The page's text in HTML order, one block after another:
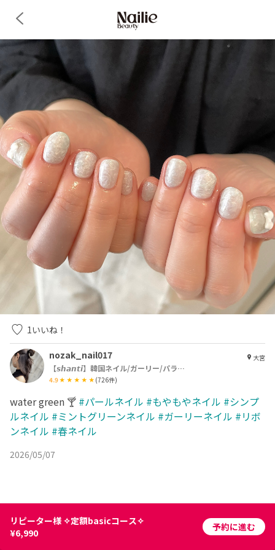
1いいね！
nozak_nail017
【𝙨𝙝𝙖𝙣𝙩𝙞】韓国ネイル/ガーリー/パラジェル
4.9 (726件)
大宮
water green 🍸 #パールネイル #もやもやネイル #シンプ
ルネイル #ミントグリーンネイル #ガーリーネイル #リボ
ンネイル #春ネイル
2026/05/07
リピーター様 ✧定額basicコース✧
¥6,990
予約に進む